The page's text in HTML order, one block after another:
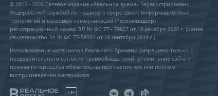
© 2015 - 2026 Сетевое издание «Реальное время» Зарегистрировано
Федеральной службой по надзору в сфере связи, информационных
технологий и массовых коммуникаций (Роскомнадзор) –
регистрационный номер ЭЛ № ФС 77 - 79627 от 18 декабря 2020 г. (ранее
свидетельство Эл № ФС 77-59331 от 18 сентября 2014 г.)
Использование материалов Реального Времени разрешено только с
предварительного согласия правообладателей, упоминание сайта и
прямая гиперссылка обязательны при частичном или полном
воспроизведении материалов.
18+